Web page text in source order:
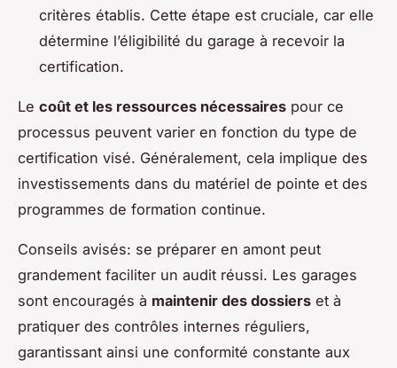
critères établis. Cette étape est cruciale, car elle
détermine l’éligibilité du garage à recevoir la
certification.
Le coût et les ressources nécessaires pour ce
processus peuvent varier en fonction du type de
certification visé. Généralement, cela implique des
investissements dans du matériel de pointe et des
programmes de formation continue.
Conseils avisés: se préparer en amont peut
grandement faciliter un audit réussi. Les garages
sont encouragés à maintenir des dossiers et à
pratiquer des contrôles internes réguliers,
garantissant ainsi une conformité constante aux